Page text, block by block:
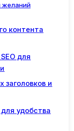
желаний
контента
для
заголовков и
удобства